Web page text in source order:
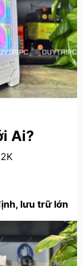
Ai?
lưu trữ lớn